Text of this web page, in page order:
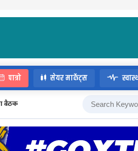
पात्रो सेयर मार्केट्स
बैठक